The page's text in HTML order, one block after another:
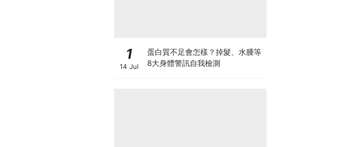
1
14 Jul
蛋白質不足會怎樣？掉髮、水腫等
8大身體警訊自我檢測